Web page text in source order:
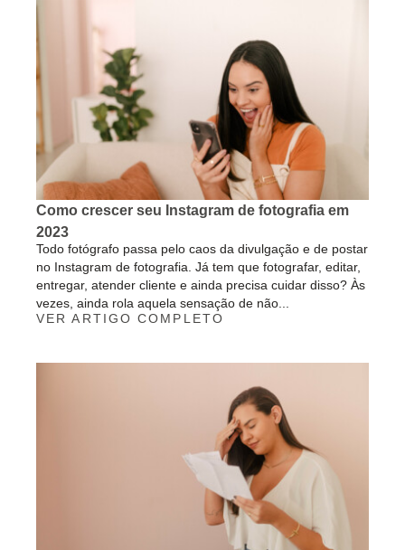
Como crescer seu Instagram de fotografia em
2023
Todo fotógrafo passa pelo caos da divulgação e de postar
no Instagram de fotografia. Já tem que fotografar, editar,
entregar, atender cliente e ainda precisa cuidar disso? Às
vezes, ainda rola aquela sensação de não...
VER ARTIGO COMPLETO